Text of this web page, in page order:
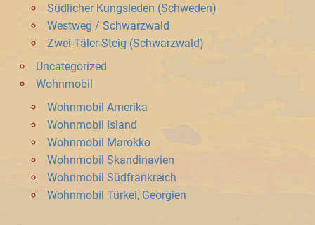
Südlicher Kungsleden (Schweden)
Westweg / Schwarzwald
Zwei-Täler-Steig (Schwarzwald)
Uncategorized
Wohnmobil
Wohnmobil Amerika
Wohnmobil Island
Wohnmobil Marokko
Wohnmobil Skandinavien
Wohnmobil Südfrankreich
Wohnmobil Türkei, Georgien